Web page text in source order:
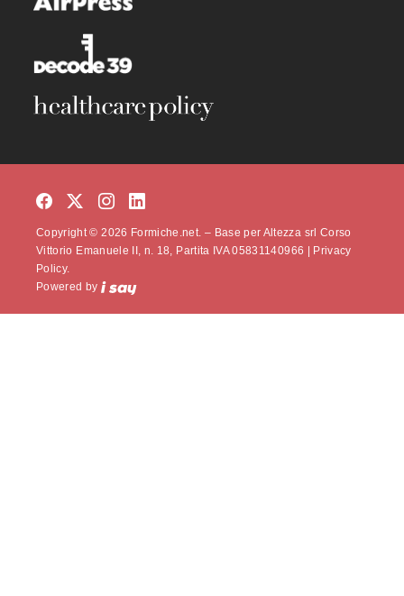
Copyright © 2026 Formiche.net. – Base per Altezza srl Corso
Vittorio Emanuele II, n. 18, Partita IVA 05831140966 |
Privacy
Policy.
Powered by